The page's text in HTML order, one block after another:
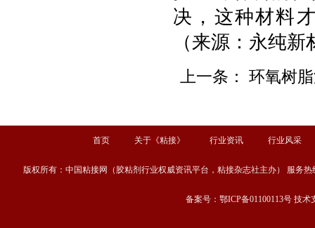
决，这种材料
（来源：永纯新
上一条： 环氧树
首页 关于《粘接》 行业资讯 行业风采
版权所有：中国粘接网（胶粘剂行业权威资讯平台，粘接杂志社主办） 服务热
备案号：鄂ICP备01100113号 技术